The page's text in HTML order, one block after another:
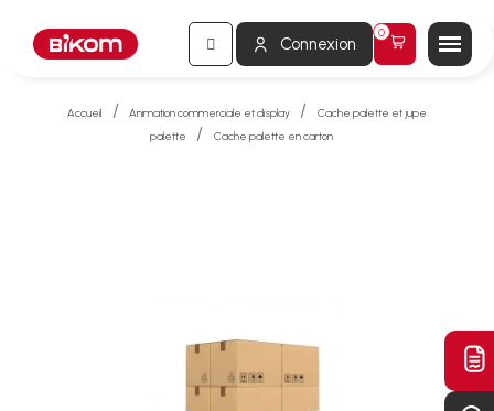
Connexion
Accueil Animation commerciale et display
Cache palette et jupe
palette
Cache palette en carton